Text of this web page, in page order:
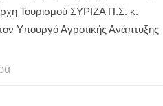
Τουρισμού ΣΥΡΙΖΑ Π.Σ. κ.
Υπουργό Αγροτικής Ανάπτυξης